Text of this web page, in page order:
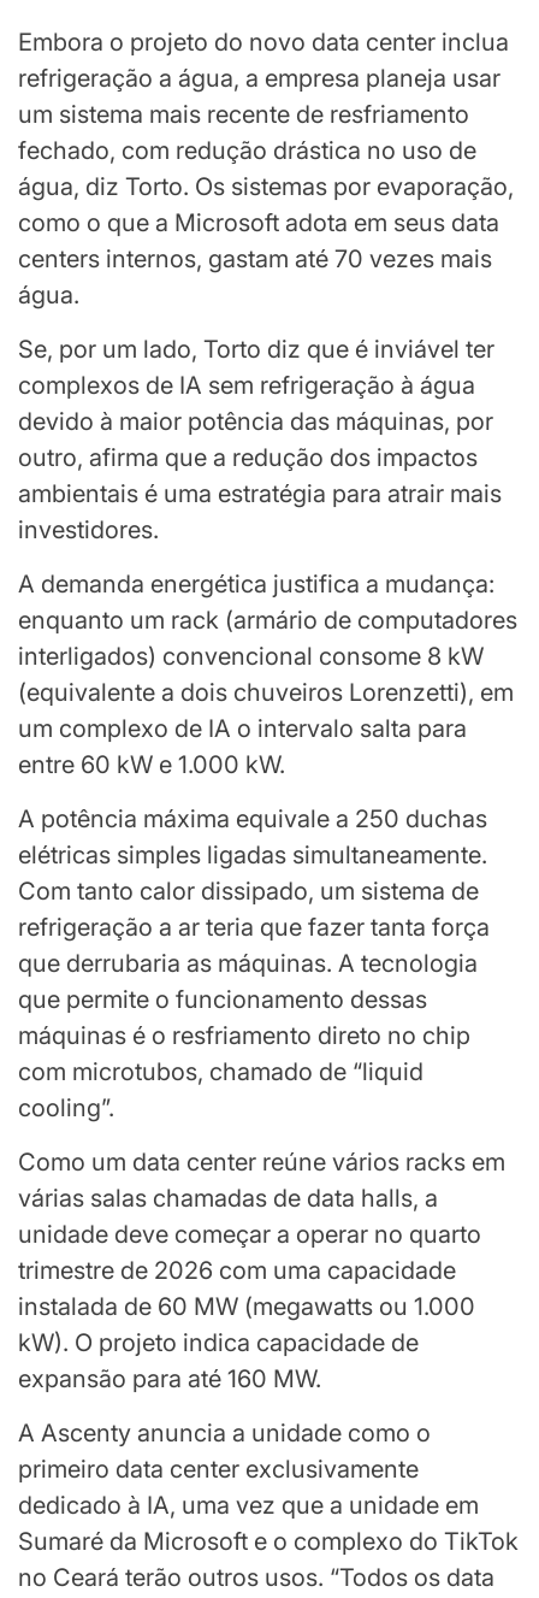
Embora o projeto do novo data center inclua
refrigeração a água, a empresa planeja usar
um sistema mais recente de resfriamento
fechado, com redução drástica no uso de
água, diz Torto. Os sistemas por evaporação,
como o que a Microsoft adota em seus data
centers internos, gastam até 70 vezes mais
água.
Se, por um lado, Torto diz que é inviável ter
complexos de IA sem refrigeração à água
devido à maior potência das máquinas, por
outro, afirma que a redução dos impactos
ambientais é uma estratégia para atrair mais
investidores.
A demanda energética justifica a mudança:
enquanto um rack (armário de computadores
interligados) convencional consome 8 kW
(equivalente a dois chuveiros Lorenzetti), em
um complexo de IA o intervalo salta para
entre 60 kW e 1.000 kW.
A potência máxima equivale a 250 duchas
elétricas simples ligadas simultaneamente.
Com tanto calor dissipado, um sistema de
refrigeração a ar teria que fazer tanta força
que derrubaria as máquinas. A tecnologia
que permite o funcionamento dessas
máquinas é o resfriamento direto no chip
com microtubos, chamado de “liquid
cooling”.
Como um data center reúne vários racks em
várias salas chamadas de data halls, a
unidade deve começar a operar no quarto
trimestre de 2026 com uma capacidade
instalada de 60 MW (megawatts ou 1.000
kW). O projeto indica capacidade de
expansão para até 160 MW.
A Ascenty anuncia a unidade como o
primeiro data center exclusivamente
dedicado à IA, uma vez que a unidade em
Sumaré da Microsoft e o complexo do TikTok
no Ceará terão outros usos. “Todos os data